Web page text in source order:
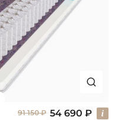
91 150 ₽ 54 690 ₽